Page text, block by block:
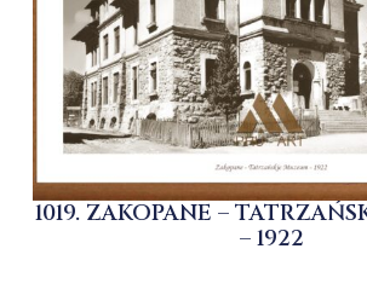
1019. ZAKOPANE –
– 1922